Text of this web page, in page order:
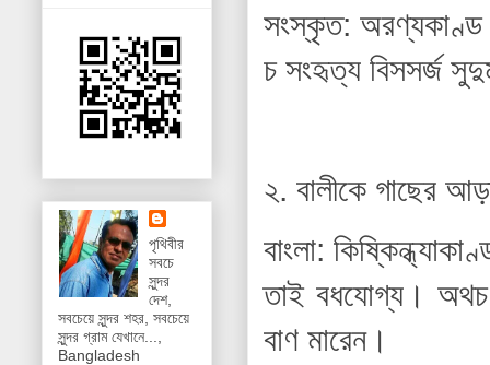
সংস্কৃত: অরণ্যকাণ্ড
চ সংহৃত্য বিসসর্জ
২. বালীকে গাছের
বাংলা:
তাই বধযোগ্য। অথচ
বাণ মারেন।
পৃথিবীর
সবচে
সুন্দর
দেশ,
সবচেয়ে সুন্দর শহর, সবচেয়ে
সুন্দর গ্রাম যেখানে...,
Bangladesh